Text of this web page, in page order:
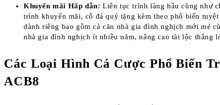
Khuyến mãi Hấp dẫn: Liên tục trình làng hầu cũng như
trình khuyến mãi, cỗ đá quý tặng kèm theo phổ biến
dành riêng bao gồm cả căn nhà gia đình nghịch mới mẻ
nhà gia đình nghịch ít nhiều năm, nâng cao tài lộc thắng
Các Loại Hình Cá Cược Phổ Biến
ACB8